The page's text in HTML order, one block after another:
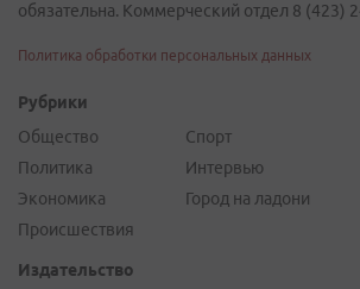
обязательна. Коммерческий отдел 8 (423)
Политика обработки персональных данных
Рубрики
Общество
Политика
Экономика
Происшествия
Спорт
Интервью
Город на ладони
Издательство